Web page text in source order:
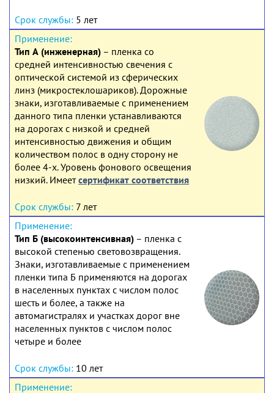
5 лет
Тип А (инженерная) – пленка со
средней интенсивностью свечения с
оптической системой из сферических
линз (микростеклошариков). Дорожные
знаки, изготавливаемые с применением
данного типа пленки устанавливаются
на дорогах с низкой и средней
интенсивностью движения и общим
количеством полос в одну сторону не
более 4-х. Уровень фонового освещения
низкий. Имеетсертификат соответствия
7 лет
Тип Б (высокоинтенсивная) – пленка с
высокой степенью световозвращения.
Знаки, изготавливаемые с применением
пленки типа Б применяются на дорогах
в населенных пунктах с числом полос
шесть и более, а также на
автомагистралях и участках дорог вне
населенных пунктов с числом полос
четыре и более
10 лет